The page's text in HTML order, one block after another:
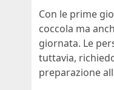
Con le prime
coccola ma
giornata. Le
tuttavia,
preparazione